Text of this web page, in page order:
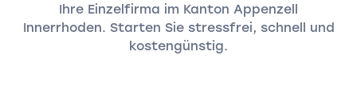
Ihre Einzelfirma im Kanton Appenzell
Innerrhoden. Starten Sie stressfrei, schnell und
kostengünstig.